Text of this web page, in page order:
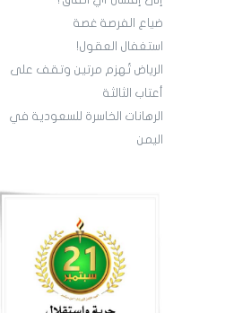
‏ضياع الفرصة غصة
استغفال العقول!
الرياض تُهزم مرتين وتقف على
أعتاب الثالثة
‏الرهانات الخاسرة للسعودية في
اليمن